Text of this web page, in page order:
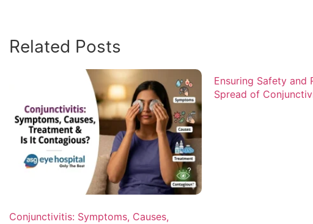
Related Posts
Conjunctivitis: Symptoms, Causes,
Ensuring Safety and
Spread of